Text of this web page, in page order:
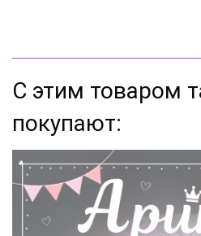
С этим товаром
покупают: